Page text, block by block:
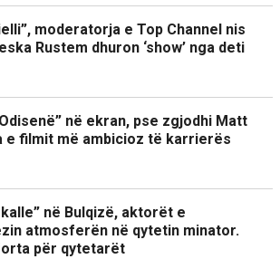
moderatorja e Top Channel nis
Rustem dhuron ‘show’ nga deti
në ekran, pse zgjodhi Matt
e filmit më ambicioz të karrierës
në Bulqizë, aktorët e
atmosferën në qytetin minator.
për qytetarët